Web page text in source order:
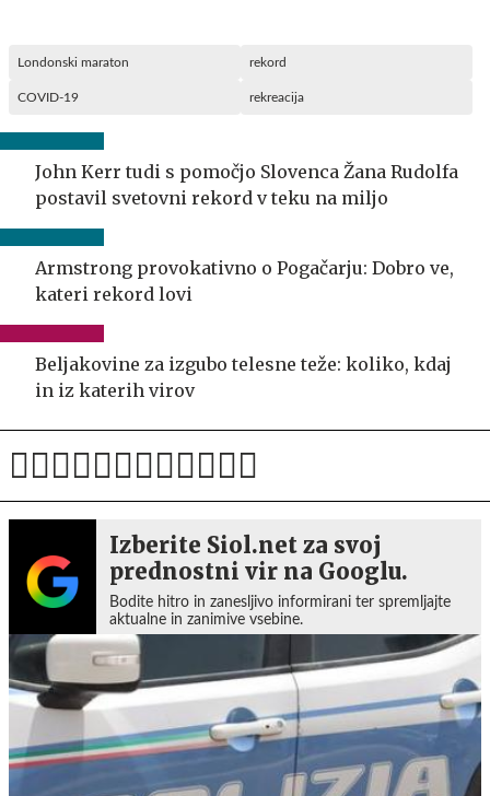
Londonski maraton rekord
COVID-19 rekreacija
John Kerr tudi s pomočjo Slovenca Žana Rudolfa
postavil svetovni rekord v teku na miljo
Armstrong provokativno o Pogačarju: Dobro ve,
kateri rekord lovi
Beljakovine za izgubo telesne teže: koliko, kdaj
in iz katerih virov
Izberite Siol.net za svoj
prednostni vir na Googlu.
Bodite hitro in zanesljivo informirani ter spremljajte
aktualne in zanimive vsebine.